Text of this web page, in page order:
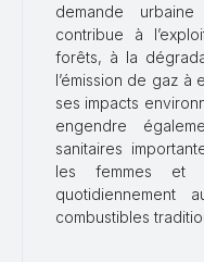
demande
contribue à
forêts, à la
l’émission de gaz
ses impacts
engendre
sanitaires
les femmes et
quotidiennement
combustibles